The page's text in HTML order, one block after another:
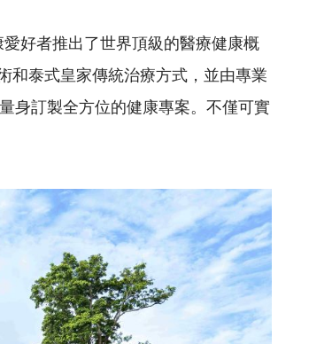
好者推出了世界頂級的醫療健康概
和泰式皇家傳統治療方式，並由專業
身訂製全方位的健康專案。不僅可實